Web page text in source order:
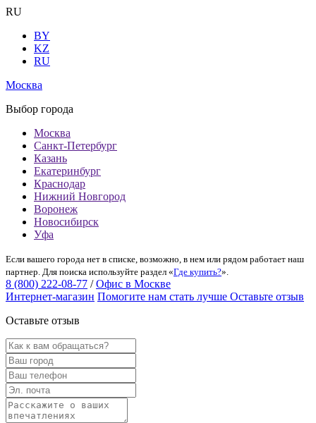
RU
BY
KZ
RU
Москва
Выбор города
Москва
Санкт-Петербург
Казань
Екатеринбург
Краснодар
Нижний Новгород
Воронеж
Новосибирск
Уфа
Если вашего города нет в списке, возможно, в нем или рядом работает наш
партнер. Для поиска используйте раздел «Где купить?».
8 (800) 222-08-77 / Офис в Москве
Интернет-магазин Помогите нам стать лучше Оставьте отзыв
Оставьте отзыв